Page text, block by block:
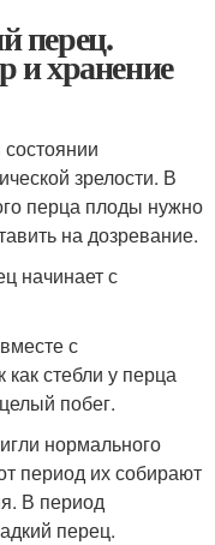
перец.
и хранение
зрелости. В
перца плоды нужно
на дозревание.
начинает с
с
стебли у перца
побег.
нормального
период их собирают
В период
перец.